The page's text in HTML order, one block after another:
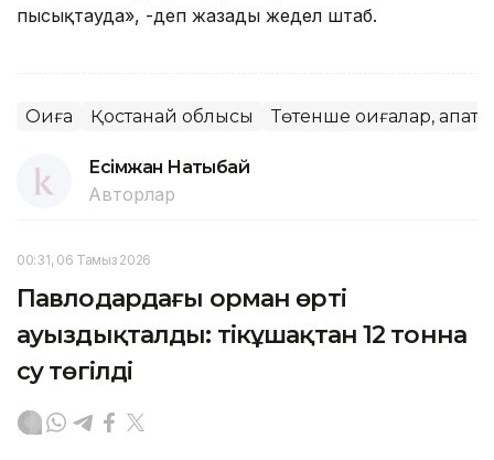
пысықтауда», -деп жазады жедел штаб.
Оқиға Қостанай облысы Төтенше оқиғалар,
Есімжан Нақтыбай
Авторлар
00:31, 06 Тамыз 2026
Павлодардағы орман өрті
ауыздықталды: тікұшақтан 12 тонна
су төгілді